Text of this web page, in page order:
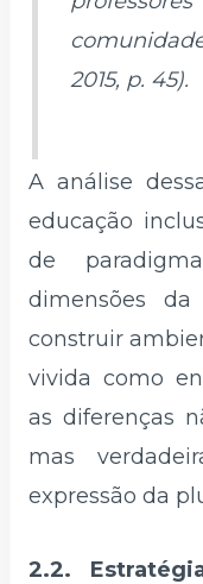
2015, p. 45).
A análise
educação
de
dimensões
construir
vivida como
as diferenças
mas
expressão da
2.2.